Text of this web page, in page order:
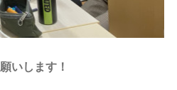
いします！